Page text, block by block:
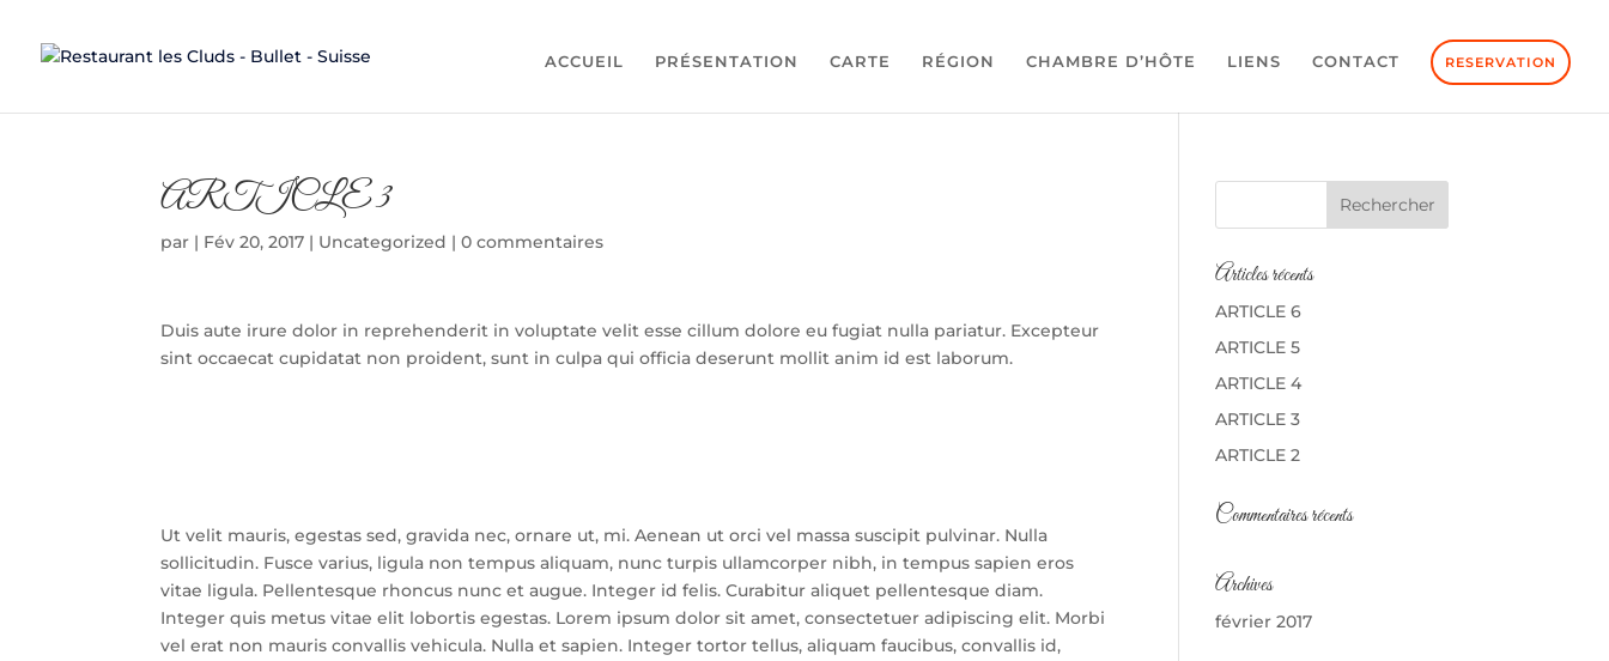
ACCUEIL PRÉSENTATION CARTE RÉGION CHAMBRE D’HÔTE LIENS CONTACT RESERVATION
ARTICLE 3
par | Fév 20, 2017 | Uncategorized |0 commentaires
Duis aute irure dolor in reprehenderit in voluptate velit esse cillum dolore eu fugiat nulla pariatur. Excepteur
sint occaecat cupidatat non proident, sunt in culpa qui officia deserunt mollit anim id est laborum.
Ut velit mauris, egestas sed, gravida nec, ornare ut, mi. Aenean ut orci vel massa suscipit pulvinar. Nulla
sollicitudin. Fusce varius, ligula non tempus aliquam, nunc turpis ullamcorper nibh, in tempus sapien eros
vitae ligula. Pellentesque rhoncus nunc et augue. Integer id felis. Curabitur aliquet pellentesque diam.
Integer quis metus vitae elit lobortis egestas. Lorem ipsum dolor sit amet, consectetuer adipiscing elit. Morbi
vel erat non mauris convallis vehicula. Nulla et sapien. Integer tortor tellus, aliquam faucibus, convallis id,
Articles récents
ARTICLE 6
ARTICLE 5
ARTICLE 4
ARTICLE 3
ARTICLE 2
Commentaires récents
Archives
février 2017